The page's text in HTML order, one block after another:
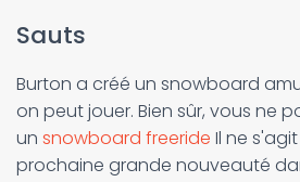
Sauts
Burton a créé un snowboard
on peut jouer. Bien sûr, vous ne
un snowboard freeride Il ne
prochaine grande nouveauté